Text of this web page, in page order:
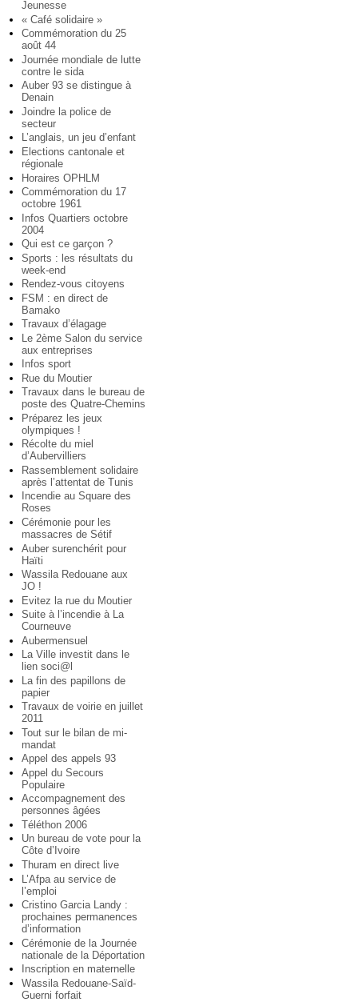
Jeunesse
« Café solidaire »
Commémoration du 25
août 44
Journée mondiale de lutte
contre le sida
Auber 93 se distingue à
Denain
Joindre la police de
secteur
L’anglais, un jeu d’enfant
Elections cantonale et
régionale
Horaires OPHLM
Commémoration du 17
octobre 1961
Infos Quartiers octobre
2004
Qui est ce garçon ?
Sports : les résultats du
week-end
Rendez-vous citoyens
FSM : en direct de
Bamako
Travaux d’élagage
Le 2ème Salon du service
aux entreprises
Infos sport
Rue du Moutier
Travaux dans le bureau de
poste des Quatre-Chemins
Préparez les jeux
olympiques !
Récolte du miel
d’Aubervilliers
Rassemblement solidaire
après l’attentat de Tunis
Incendie au Square des
Roses
Cérémonie pour les
massacres de Sétif
Auber surenchérit pour
Haïti
Wassila Redouane aux
JO !
Evitez la rue du Moutier
Suite à l’incendie à La
Courneuve
Aubermensuel
La Ville investit dans le
lien soci@l
La fin des papillons de
papier
Travaux de voirie en juillet
2011
Tout sur le bilan de mi-
mandat
Appel des appels 93
Appel du Secours
Populaire
Accompagnement des
personnes âgées
Téléthon 2006
Un bureau de vote pour la
Côte d’Ivoire
Thuram en direct live
L’Afpa au service de
l’emploi
Cristino Garcia Landy :
prochaines permanences
d’information
Cérémonie de la Journée
nationale de la Déportation
Inscription en maternelle
Wassila Redouane-Saïd-
Guerni forfait